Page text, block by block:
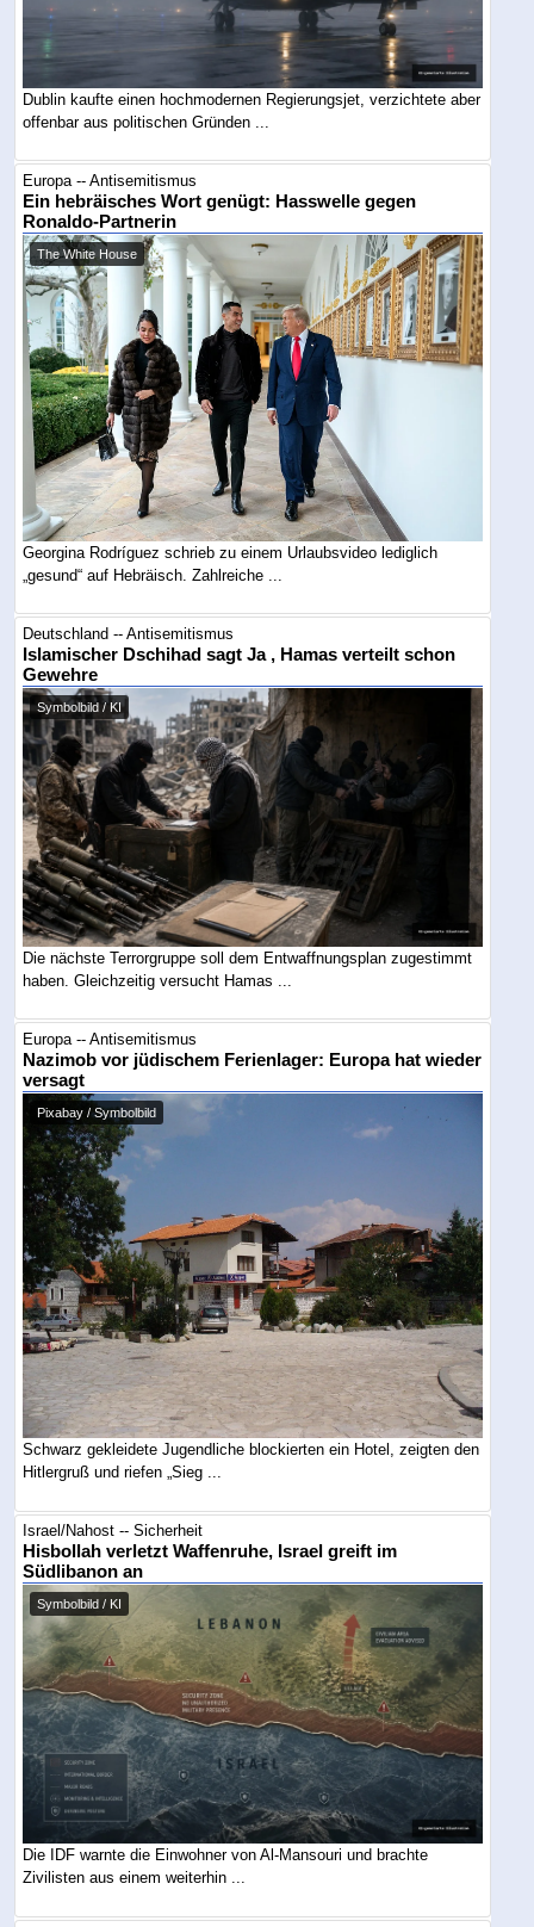
Dublin kaufte einen hochmodernen Regierungsjet, verzichtete aber
offenbar aus politischen Gründen ...
Europa -- Antisemitismus
Ein hebräisches Wort genügt: Hasswelle gegen
Ronaldo-Partnerin
The White House
Georgina Rodríguez schrieb zu einem Urlaubsvideo lediglich
„gesund“ auf Hebräisch. Zahlreiche ...
Deutschland -- Antisemitismus
Islamischer Dschihad sagt Ja , Hamas verteilt schon
Gewehre
Symbolbild / KI
Die nächste Terrorgruppe soll dem Entwaffnungsplan zugestimmt
haben. Gleichzeitig versucht Hamas ...
Europa -- Antisemitismus
Nazimob vor jüdischem Ferienlager: Europa hat wieder
versagt
Pixabay / Symbolbild
Schwarz gekleidete Jugendliche blockierten ein Hotel, zeigten den
Hitlergruß und riefen „Sieg ...
Israel/Nahost -- Sicherheit
Hisbollah verletzt Waffenruhe, Israel greift im
Südlibanon an
Symbolbild / KI
Die IDF warnte die Einwohner von Al-Mansouri und brachte
Zivilisten aus einem weiterhin ...